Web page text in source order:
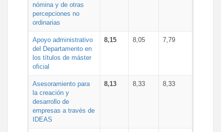
nómina y de otras
percepciones no
ordinarias
Apoyo administrativo
del Departamento en
los títulos de máster
oficial
8,15 8,05 7,79
Asesoramiento para
la creación y
desarrollo de
empresas a través de
IDEAS
8,13 8,33 8,33